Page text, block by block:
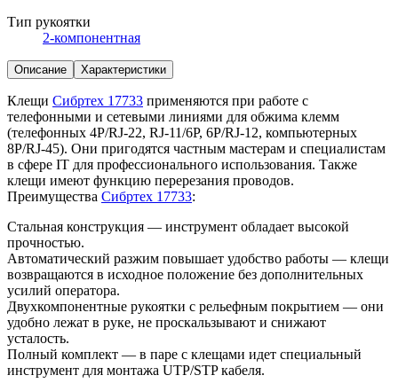
Тип рукоятки
2-компонентная
Описание Характеристики
Клещи Сибртех 17733 применяются при работе с
телефонными и сетевыми линиями для обжима клемм
(телефонных 4Р/RJ-22, RJ-11/6Р, 6P/RJ-12, компьютерных
8Р/RJ-45). Они пригодятся частным мастерам и специалистам
в сфере IT для профессионального использования. Также
клещи имеют функцию перерезания проводов.
Преимущества Сибртех 17733:
Стальная конструкция — инструмент обладает высокой
прочностью.
Автоматический разжим повышает удобство работы — клещи
возвращаются в исходное положение без дополнительных
усилий оператора.
Двухкомпонентные рукоятки с рельефным покрытием — они
удобно лежат в руке, не проскальзывают и снижают
усталость.
Полный комплект — в паре с клещами идет специальный
инструмент для монтажа UTP/STP кабеля.